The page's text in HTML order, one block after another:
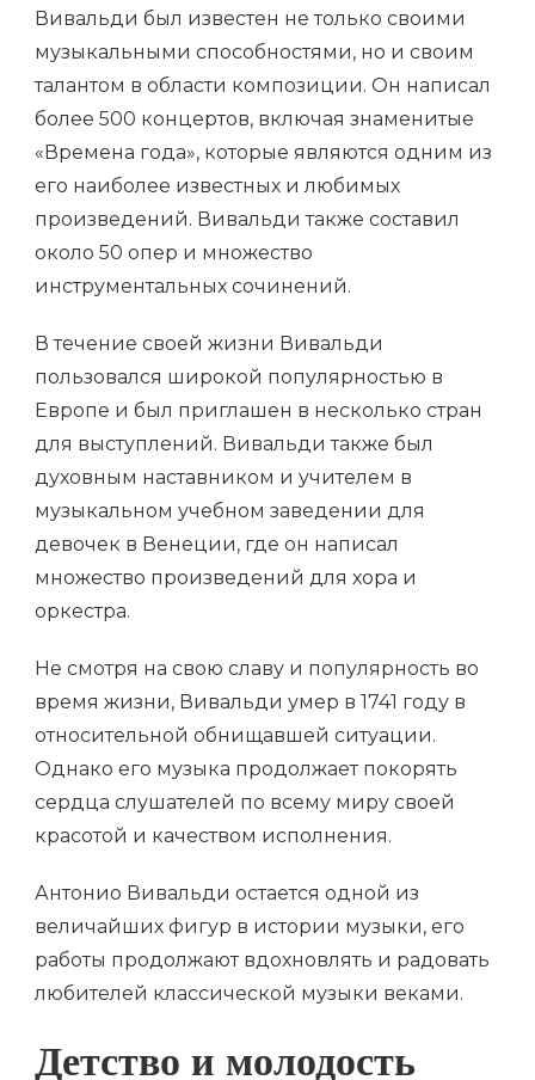
Вивальди был известен не только своими
музыкальными способностями, но и своим
талантом в области композиции. Он написал
более 500 концертов, включая знаменитые
«Времена года», которые являются одним из
его наиболее известных и любимых
произведений. Вивальди также составил
около 50 опер и множество
инструментальных сочинений.
В течение своей жизни Вивальди
пользовался широкой популярностью в
Европе и был приглашен в несколько стран
для выступлений. Вивальди также был
духовным наставником и учителем в
музыкальном учебном заведении для
девочек в Венеции, где он написал
множество произведений для хора и
оркестра.
Не смотря на свою славу и популярность во
время жизни, Вивальди умер в 1741 году в
относительной обнищавшей ситуации.
Однако его музыка продолжает покорять
сердца слушателей по всему миру своей
красотой и качеством исполнения.
Антонио Вивальди остается одной из
величайших фигур в истории музыки, его
работы продолжают вдохновлять и радовать
любителей классической музыки веками.